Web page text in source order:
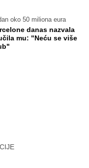
oko 50 miliona eura
danas nazvala
mu: "Neću se više